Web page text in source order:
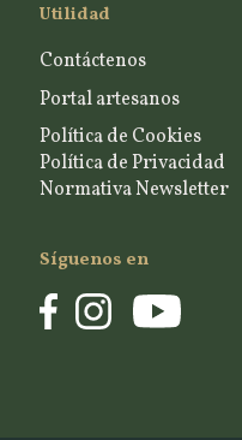
Utilidad
Contáctenos
Portal artesanos
Política de Cookies
Política de Privacidad
Normativa Newsletter
Síguenos en